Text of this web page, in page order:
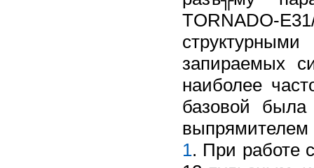
TORNADO-
запираемых
наиболее
базовой
выпрямителем
1. При работе